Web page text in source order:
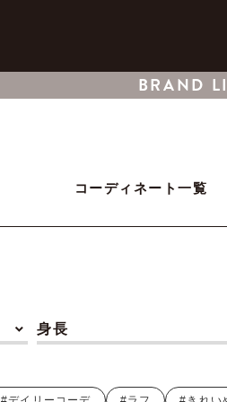
BRAND
コーディネート一覧
身長